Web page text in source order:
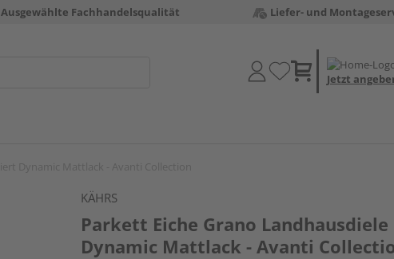
Ausgewählte Fachhandelsqualität Liefer- und
Jetzt
KÄHRS
Parkett Eiche Grano
Dynamic Mattlack - Avanti